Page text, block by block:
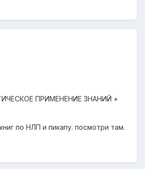
ПРИМЕНЕНИЕ ЗНАНИЙ +
по НЛП и пикапу. посмотри там.